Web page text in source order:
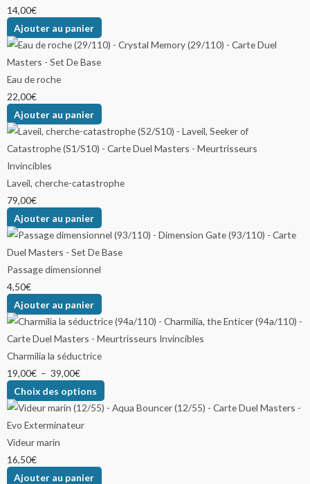
14,00€
Ajouter au panier
Eau de roche
22,00€
Ajouter au panier
Laveil, cherche-catastrophe
79,00€
Ajouter au panier
Passage dimensionnel
4,50€
Ajouter au panier
Charmilia la séductrice
19,00€ – 39,00€
Choix des options
Videur marin
16,50€
Ajouter au panier